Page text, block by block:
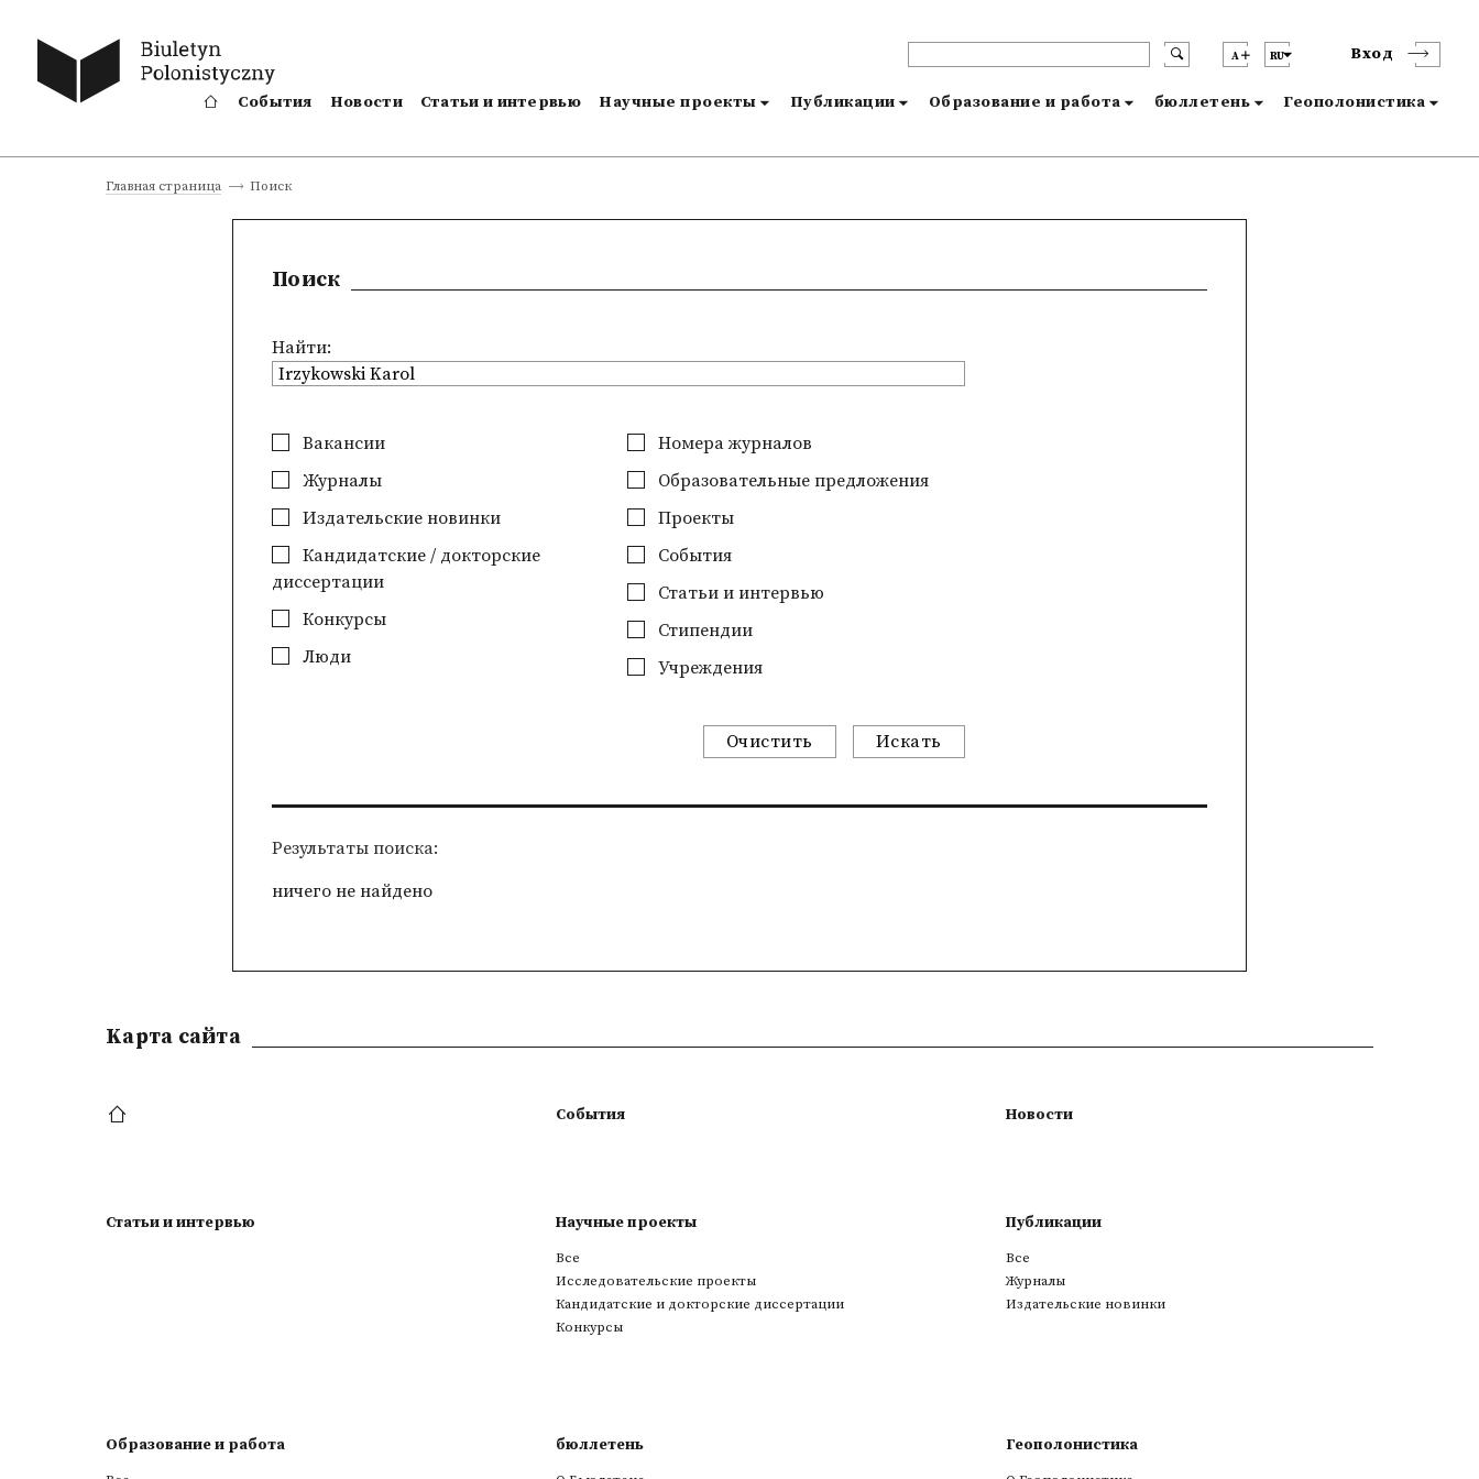
A RU Вход
События Новости Статьи и интервью Научные проекты Публикации Образование и работа бюллетень Геополонистика
Главная страница Поиск
Поиск
Найти:
Вакансии
Журналы
Издательские новинки
Кандидатские / докторские
диссертации
Конкурсы
Люди
Номера журналов
Образовательные предложения
Проекты
События
Статьи и интервью
Стипендии
Учреждения
Очистить Искать
Pезультаты поиска
ничего не найдено
Kарта сайта
События Новости
Статьи и интервью Научные проекты
Все
Исследовательские проекты
Кандидатские и докторские диссертации
Конкурсы
Публикации
Все
Журналы
Издательские новинки
Образование и работа бюллетень Геополонистика